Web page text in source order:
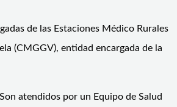
de las Estaciones Médico Rurales
(CMGGV), entidad encargada de la
atendidos por un Equipo de Salud